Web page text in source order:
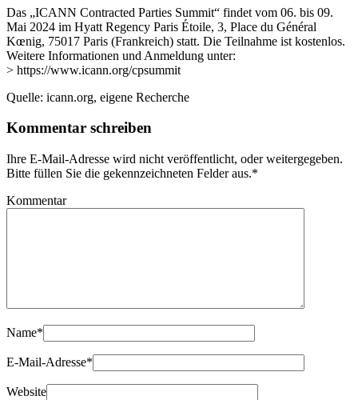
Das „ICANN Contracted Parties Summit“ findet vom 06. bis 09.
Mai 2024 im Hyatt Regency Paris Étoile, 3, Place du Général
Kœnig, 75017 Paris (Frankreich) statt. Die Teilnahme ist kostenlos.
Weitere Informationen und Anmeldung unter:
> https://www.icann.org/cpsummit
Quelle: icann.org, eigene Recherche
Kommentar schreiben
Ihre E-Mail-Adresse wird nicht veröffentlicht, oder weitergegeben.
Bitte füllen Sie die gekennzeichneten Felder aus.*
Kommentar
Name*
E-Mail-Adresse*
Website